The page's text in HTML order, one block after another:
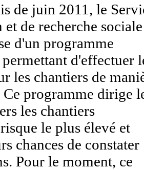
de juin 2011, le
de recherche sociale
d'un programme
d'effectuer
les chantiers de
programme dirige
les chantiers
le plus élevé et
chances de constater
Pour le moment, ce